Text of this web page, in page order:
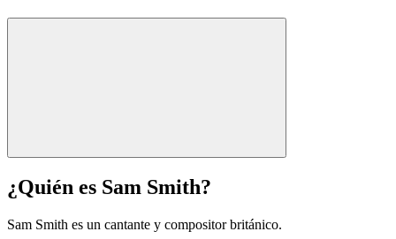
¿Quién es Sam Smith?
Sam Smith es un cantante y compositor británico.